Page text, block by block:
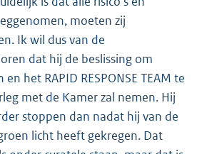
moeten zij
Ik wil dus van de
dat hij de beslissing om
het RAPID RESPONSE TEAM te
met de Kamer zal nemen. Hij
stoppen dan nadat hij van de
licht heeft gekregen. Dat